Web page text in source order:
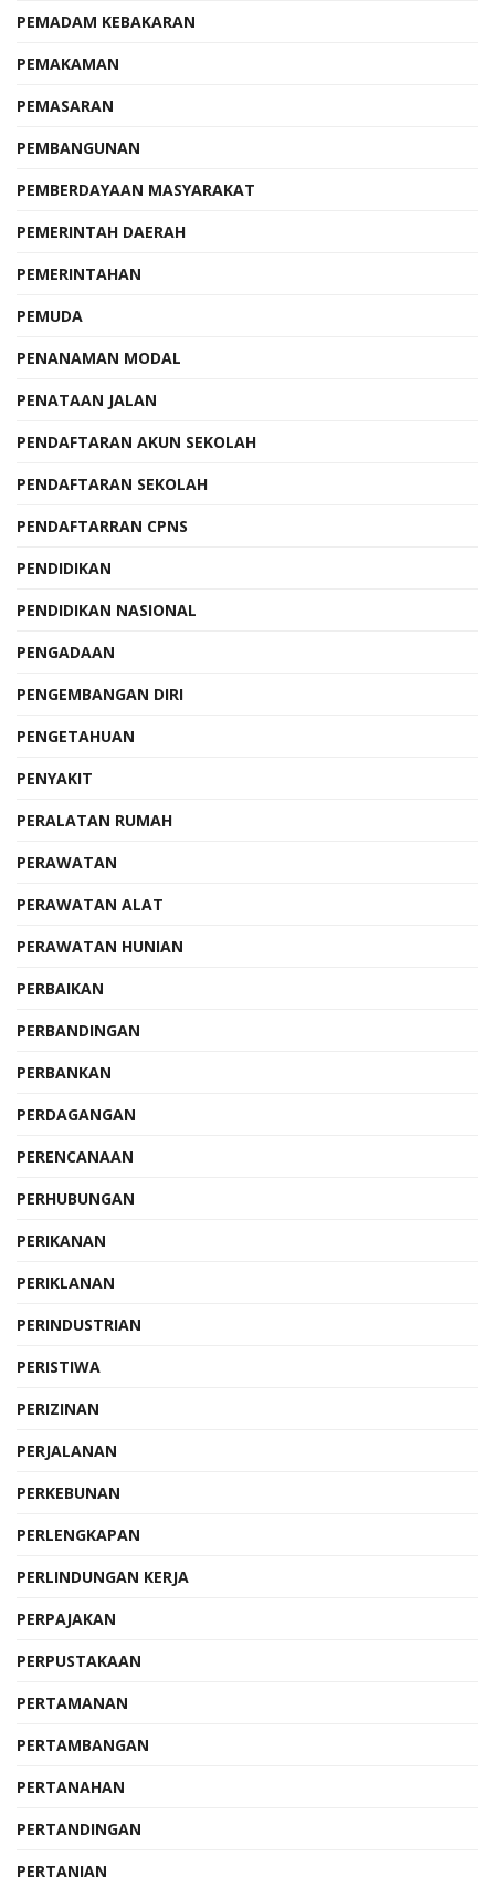
PEMADAM KEBAKARAN
PEMAKAMAN
PEMASARAN
PEMBANGUNAN
PEMBERDAYAAN MASYARAKAT
PEMERINTAH DAERAH
PEMERINTAHAN
PEMUDA
PENANAMAN MODAL
PENATAAN JALAN
PENDAFTARAN AKUN SEKOLAH
PENDAFTARAN SEKOLAH
PENDAFTARRAN CPNS
PENDIDIKAN
PENDIDIKAN NASIONAL
PENGADAAN
PENGEMBANGAN DIRI
PENGETAHUAN
PENYAKIT
PERALATAN RUMAH
PERAWATAN
PERAWATAN ALAT
PERAWATAN HUNIAN
PERBAIKAN
PERBANDINGAN
PERBANKAN
PERDAGANGAN
PERENCANAAN
PERHUBUNGAN
PERIKANAN
PERIKLANAN
PERINDUSTRIAN
PERISTIWA
PERIZINAN
PERJALANAN
PERKEBUNAN
PERLENGKAPAN
PERLINDUNGAN KERJA
PERPAJAKAN
PERPUSTAKAAN
PERTAMANAN
PERTAMBANGAN
PERTANAHAN
PERTANDINGAN
PERTANIAN